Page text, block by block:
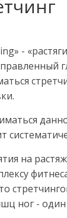
-
на
ног -